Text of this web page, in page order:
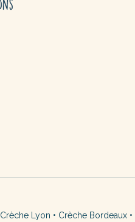
Crèche Lyon • Crèche Bordeaux •